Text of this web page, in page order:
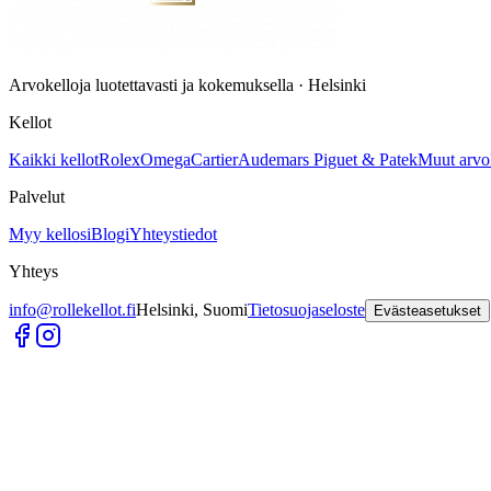
Arvokelloja luotettavasti ja kokemuksella · Helsinki
Kellot
Kaikki kellotRolexOmegaCartierAudemars Piguet & PatekMuut
Palvelut
Myy kellosiBlogiYhteystiedot
Yhteys
info@rollekellot.fiHelsinki, SuomiTietosuojaseloste Evästeasetukset